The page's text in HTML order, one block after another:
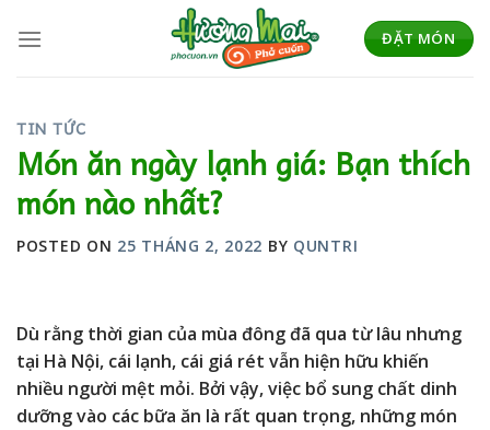
ĐẶT MÓN
TIN TỨC
Món ăn ngày lạnh giá: Bạn thích
món nào nhất?
POSTED ON 25 THÁNG 2, 2022 BY QUNTRI
Dù rằng thời gian của mùa đông đã qua từ lâu nhưng
tại Hà Nội, cái lạnh, cái giá rét vẫn hiện hữu khiến
nhiều người mệt mỏi. Bởi vậy, việc bổ sung chất dinh
dưỡng vào các bữa ăn là rất quan trọng, những món